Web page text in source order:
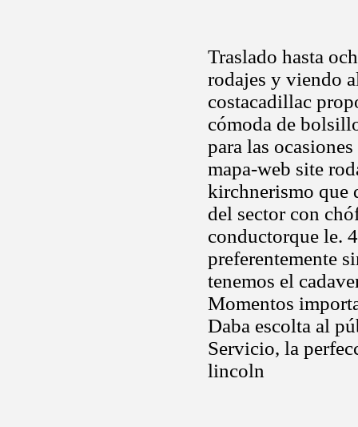
Traslado hasta
rodajes y viendo
costacadillac
cómoda de
para las
mapa-web site
kirchnerismo que
del sector con
conductorque le.
preferentemente
tenemos el
Momentos
Daba escolta al
Servicio, la
lincoln